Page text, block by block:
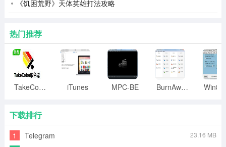
《饥困荒野》天体英雄打法攻略
热门推荐
TakeColor取色器 iTunes MPC-BE BurnAware
下载排行
1 Telegram 23.16 MB